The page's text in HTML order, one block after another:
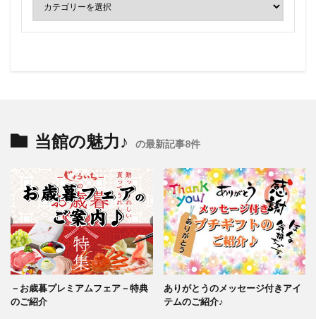
当館の魅力♪ の最新記事8件
－お歳暮プレミアムフェア－特典
のご紹介
ありがとうのメッセージ付きアイ
テムのご紹介♪